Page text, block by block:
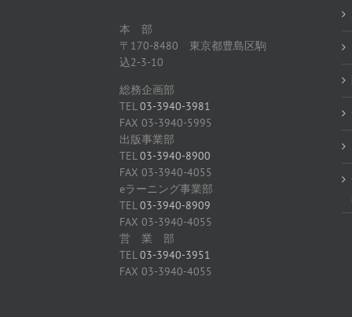
本 部
〒170-8480 東京都豊島区駒
込2-3-10
総務企画部
TEL03-3940-3981
FAX 03-3940-5995
出版事業部
TEL03-3940-8900
FAX 03-3940-4055
eラーニング事業部
TEL03-3940-8909
FAX 03-3940-4055
営 業 部
TEL03-3940-3951
FAX 03-3940-4055